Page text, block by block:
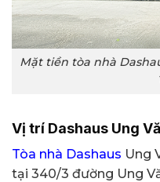
Mặt tiền tòa nhà
Vị trí Dashaus Ung
Tòa nhà Dashaus Ung
tại 340/3 đường Ung